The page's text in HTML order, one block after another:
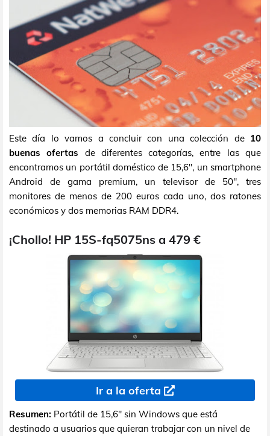
Este día lo vamos a concluir con una colección de 10
buenas ofertas de diferentes categorías, entre las que
encontramos un portátil doméstico de 15,6", un smartphone
Android de gama premium, un televisor de 50", tres
monitores de menos de 200 euros cada uno, dos ratones
económicos y dos memorias RAM DDR4.
¡Chollo! HP 15S-fq5075ns a 479 €
Ir a la oferta
Resumen: Portátil de 15,6" sin Windows que está
destinado a usuarios que quieran trabajar con un nivel de